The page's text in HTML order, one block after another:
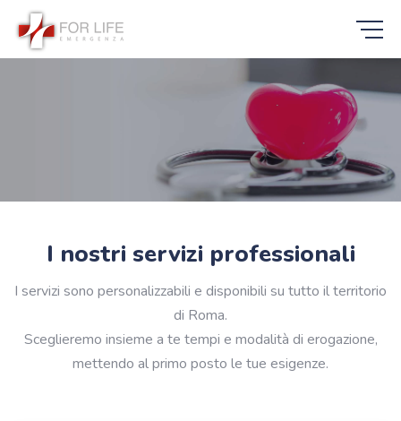
I nostri servizi professionali
I servizi sono personalizzabili e disponibili su tutto il territorio
di Roma.
Sceglieremo insieme a te tempi e modalità di erogazione,
mettendo al primo posto le tue esigenze.